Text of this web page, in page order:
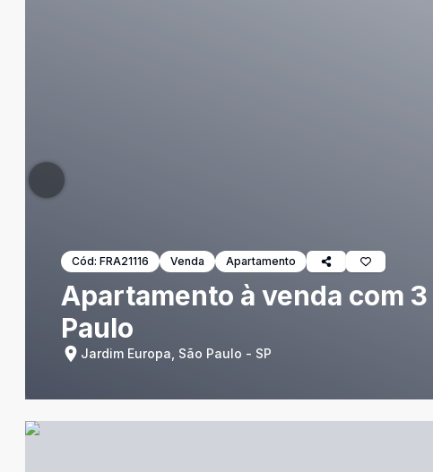
Cód: FRA21116 Venda Apartamento
Apartamento à venda com
Paulo
Jardim Europa, São Paulo - SP